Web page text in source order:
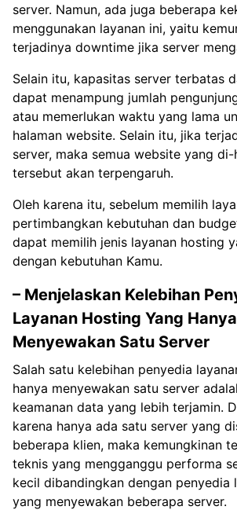
server. Namun, ada juga beberapa
menggunakan layanan ini, yaitu
terjadinya downtime jika server
Selain itu, kapasitas server terbatas
dapat menampung jumlah
atau memerlukan waktu yang lama
halaman website. Selain itu, jika
server, maka semua website yang
tersebut akan terpengaruh.
Oleh karena itu, sebelum memilih
pertimbangkan kebutuhan dan
dapat memilih jenis layanan hosting
dengan kebutuhan Kamu.
– Menjelaskan Kelebihan
Layanan Hosting Yang Hanya
Menyewakan Satu Server
Salah satu kelebihan penyedia
hanya menyewakan satu server
keamanan data yang lebih terjamin.
karena hanya ada satu server yang
beberapa klien, maka kemungkinan
teknis yang mengganggu performa
kecil dibandingkan dengan penyedia
yang menyewakan beberapa server.